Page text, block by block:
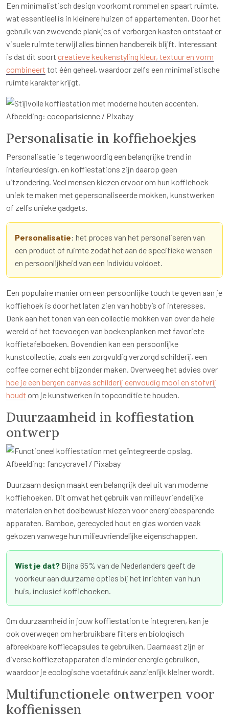
Een minimalistisch design voorkomt rommel en spaart ruimte,
wat essentieel is in kleinere huizen of appartementen. Door het
gebruik van zwevende plankjes of verborgen kasten ontstaat er
visuele ruimte terwijl alles binnen handbereik blijft. Interessant
is dat dit soort creatieve keukenstyling kleur, textuur en vorm
combineert tot één geheel, waardoor zelfs een minimalistische
ruimte karakter krijgt.
Afbeelding: cocoparisienne / Pixabay
Personalisatie in koffiehoekjes
Personalisatie is tegenwoordig een belangrijke trend in
interieurdesign, en koffiestations zijn daarop geen
uitzondering. Veel mensen kiezen ervoor om hun koffiehoek
uniek te maken met gepersonaliseerde mokken, kunstwerken
of zelfs unieke gadgets.
Personalisatie: het proces van het personaliseren van
een product of ruimte zodat het aan de specifieke wensen
en persoonlijkheid van een individu voldoet.
Een populaire manier om een persoonlijke touch te geven aan je
koffiehoek is door het laten zien van hobby’s of interesses.
Denk aan het tonen van een collectie mokken van over de hele
wereld of het toevoegen van boekenplanken met favoriete
koffietafelboeken. Bovendien kan een persoonlijke
kunstcollectie, zoals een zorgvuldig verzorgd schilderij, een
coffee corner echt bijzonder maken. Overweeg het advies over
hoe je een bergen canvas schilderij eenvoudig mooi en stofvrij
houdt om je kunstwerken in topconditie te houden.
Duurzaamheid in koffiestation
ontwerp
Afbeelding: fancycrave1 / Pixabay
Duurzaam design maakt een belangrijk deel uit van moderne
koffiehoeken. Dit omvat het gebruik van milieuvriendelijke
materialen en het doelbewust kiezen voor energiebesparende
apparaten. Bamboe, gerecycled hout en glas worden vaak
gekozen vanwege hun milieuvriendelijke eigenschappen.
Wist je dat? Bijna 65% van de Nederlanders geeft de
voorkeur aan duurzame opties bij het inrichten van hun
huis, inclusief koffiehoeken.
Om duurzaamheid in jouw koffiestation te integreren, kan je
ook overwegen om herbruikbare filters en biologisch
afbreekbare koffiecapsules te gebruiken. Daarnaast zijn er
diverse koffiezetapparaten die minder energie gebruiken,
waardoor je ecologische voetafdruk aanzienlijk kleiner wordt.
Multifunctionele ontwerpen voor
koffienissen